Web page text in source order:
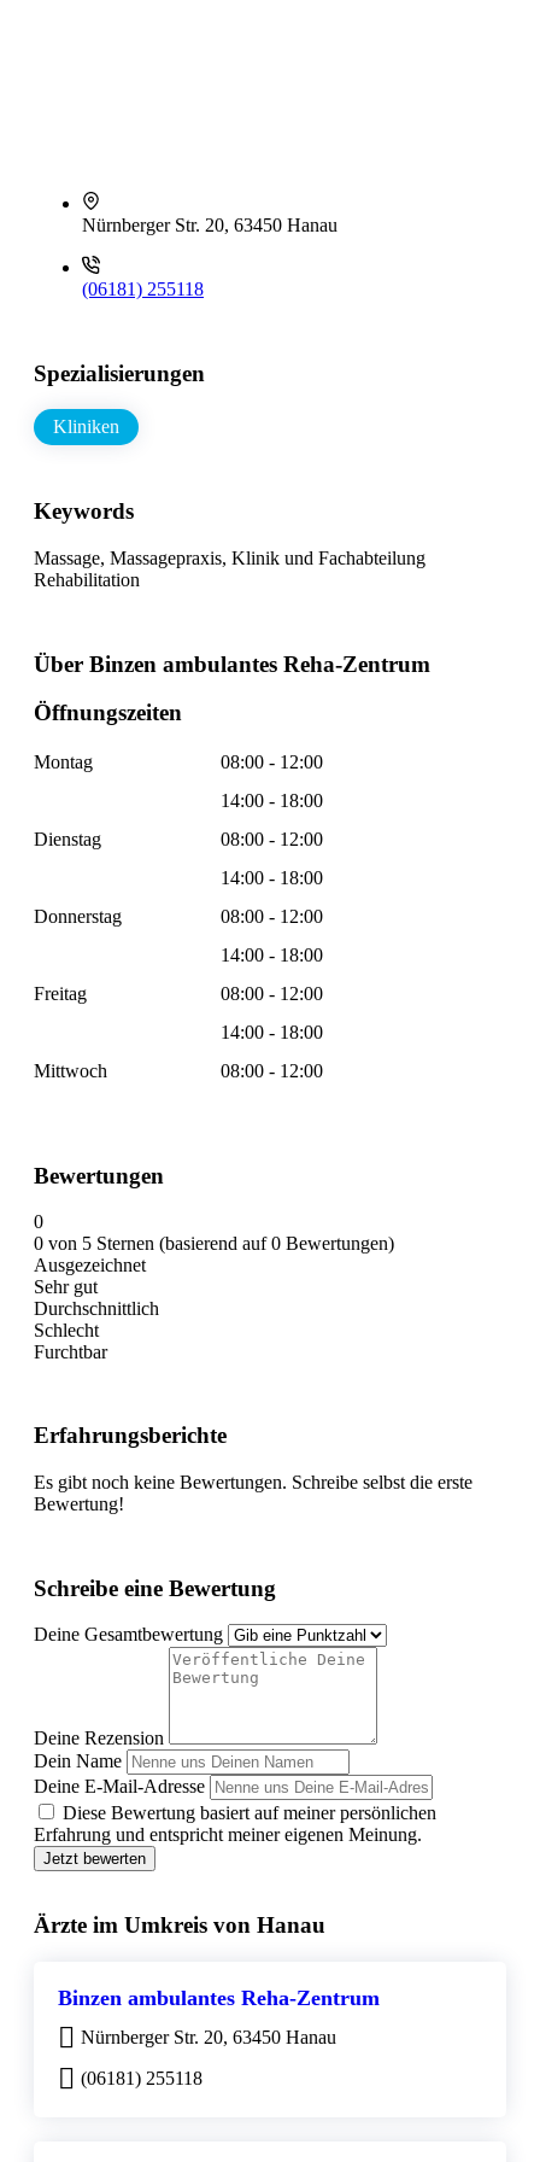
Nürnberger Str. 20, 63450 Hanau
(06181) 255118
Spezialisierungen
Kliniken
Keywords
Massage, Massagepraxis, Klinik und Fachabteilung
Rehabilitation
Über Binzen ambulantes Reha-Zentrum
Öffnungszeiten
Montag
08:00 - 12:00
14:00 - 18:00
Dienstag
08:00 - 12:00
14:00 - 18:00
Donnerstag
08:00 - 12:00
14:00 - 18:00
Freitag
08:00 - 12:00
14:00 - 18:00
Mittwoch
08:00 - 12:00
Bewertungen
0
0 von 5 Sternen (basierend auf 0 Bewertungen)
Ausgezeichnet
Sehr gut
Durchschnittlich
Schlecht
Furchtbar
Erfahrungsberichte
Es gibt noch keine Bewertungen. Schreibe selbst die erste
Bewertung!
Schreibe eine Bewertung
Deine Gesamtbewertung
Deine Rezension
Dein Name
Deine E-Mail-Adresse
Diese Bewertung basiert auf meiner persönlichen
Erfahrung und entspricht meiner eigenen Meinung.
Jetzt bewerten
Ärzte im Umkreis von Hanau
Binzen ambulantes Reha-Zentrum
Nürnberger Str. 20, 63450 Hanau
(06181) 255118